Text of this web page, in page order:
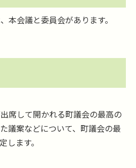
本会議と委員会があります。
席して開かれる町議会の最高の
議案などについて、町議会の最
します。